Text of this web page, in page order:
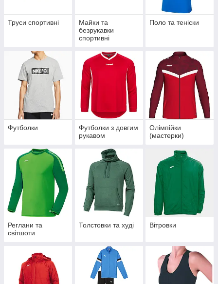
Труси спортивні
Майки та
безрукавки
спортивні
Поло та теніски
Футболки
Футболки з довгим
рукавом
Олімпійки
(мастерки)
Реглани та
світшоти
Толстовки та худі Вітровки